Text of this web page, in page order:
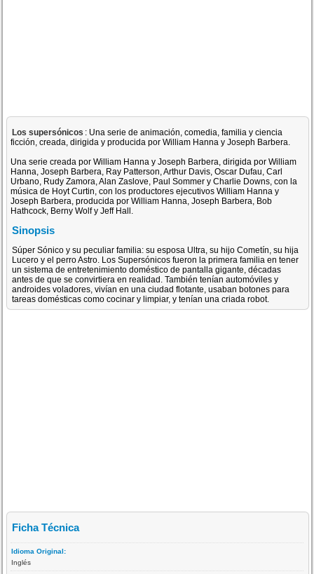
Los supersónicos : Una serie de animación, comedia, familia y ciencia
ficción, creada, dirigida y producida por William Hanna y Joseph Barbera.
Una serie creada por William Hanna y Joseph Barbera, dirigida por William
Hanna, Joseph Barbera, Ray Patterson, Arthur Davis, Oscar Dufau, Carl
Urbano, Rudy Zamora, Alan Zaslove, Paul Sommer y Charlie Downs, con la
música de Hoyt Curtin, con los productores ejecutivos William Hanna y
Joseph Barbera, producida por William Hanna, Joseph Barbera, Bob
Hathcock, Berny Wolf y Jeff Hall.
Sinopsis
Súper Sónico y su peculiar familia: su esposa Ultra, su hijo Cometín, su hija
Lucero y el perro Astro. Los Supersónicos fueron la primera familia en tener
un sistema de entretenimiento doméstico de pantalla gigante, décadas
antes de que se convirtiera en realidad. También tenían automóviles y
androides voladores, vivían en una ciudad flotante, usaban botones para
tareas domésticas como cocinar y limpiar, y tenían una criada robot.
Ficha Técnica
Idioma Original:
Inglés